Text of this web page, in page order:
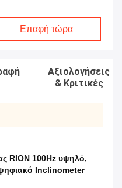
Επαφή τώρα
Αξιολογήσεις
& Κριτικές
RION 100Hz υψηλό,
Inclinometer